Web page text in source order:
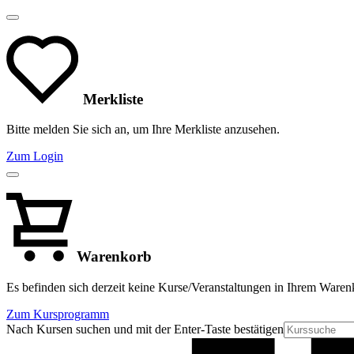
Merkliste
Bitte melden Sie sich an, um Ihre Merkliste anzusehen.
Zum Login
Warenkorb
Es befinden sich derzeit keine Kurse/Veranstaltungen in Ihrem
Zum Kursprogramm
Nach Kursen suchen und mit der Enter-Taste bestätigen